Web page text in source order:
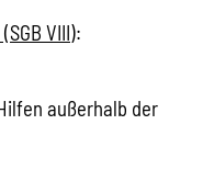
VIII):
außerhalb der